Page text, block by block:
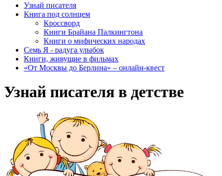
Узнай писателя
Книга под солнцем
Кроссворд
Книги Брайана Палкингтона
Книги о мифических народах
Семь Я - радуга улыбок
Книги, живущие в фильмах
«От Москвы до Берлина» – онлайн-квест
Узнай писателя в детстве